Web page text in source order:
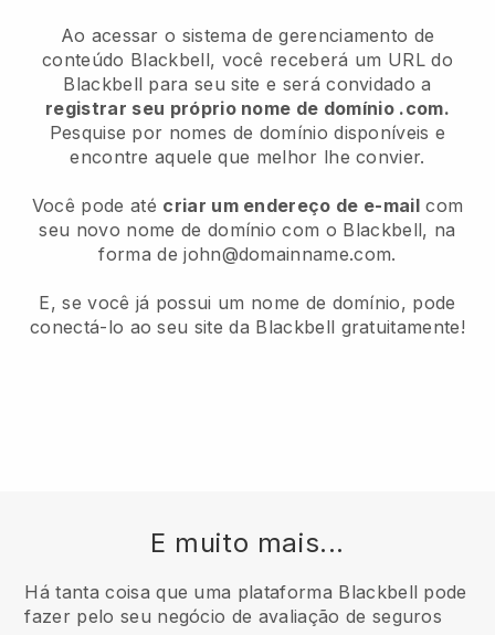
Ao acessar o sistema de gerenciamento de
conteúdo Blackbell, você receberá um URL do
Blackbell para seu site e será convidado a
registrar seu próprio nome de domínio .com.
Pesquise por nomes de domínio disponíveis e
encontre aquele que melhor lhe convier.
Você pode até criar um endereço de e-mailcom
seu novo nome de domínio com o Blackbell, na
forma de john@domainname.com.
E, se você já possui um nome de domínio, pode
conectá-lo ao seu site da Blackbell gratuitamente!
E muito mais...
Há tanta coisa que uma plataforma Blackbell pode
fazer pelo seu negócio de avaliação de seguros